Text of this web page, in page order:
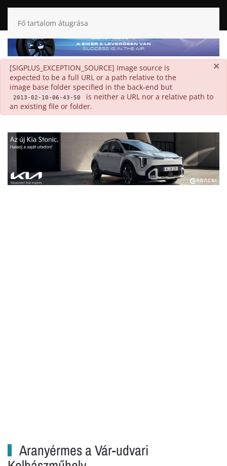
Fő tartalom átugrása
×
danger
[SIGPLUS_EXCEPTION_SOURCE] Image source is
expected to be a full URL or a path relative to the
image base folder specified in the back-end but
2013-02-10-06-43-50
is neither a URL nor a relative path to
an existing file or folder.
Aranyérmes a Vár-udvari